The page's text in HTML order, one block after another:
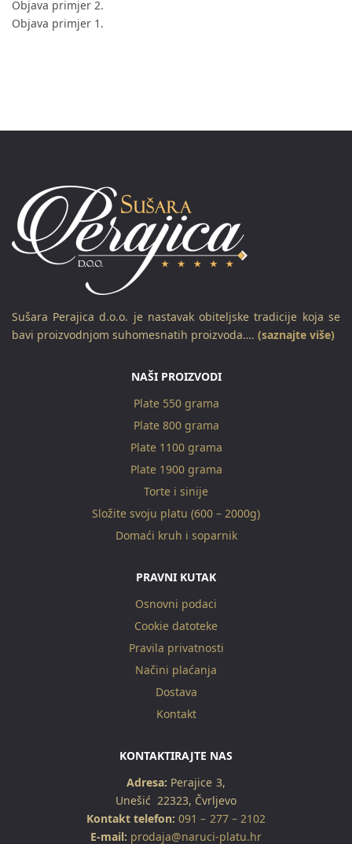
Objava primjer 2.
Objava primjer 1.
Sušara Perajica d.o.o. je nastavak obiteljske tradicije koja se
bavi proizvodnjom suhomesnatih proizvoda…. (saznajte više)
NAŠI PROIZVODI
Plate 550 grama
Plate 800 grama
Plate 1100 grama
Plate 1900 grama
Torte i sinije
Složite svoju platu (600 – 2000g)
Domaći kruh i soparnik
PRAVNI KUTAK
Osnovni podaci
Cookie datoteke
Pravila privatnosti
Načini plaćanja
Dostava
Kontakt
KONTAKTIRAJTE NAS
Adresa: Perajice 3,
Unešić 22323, Čvrljevo
Kontakt telefon: 091 – 277 – 2102
E-mail: prodaja@naruci-platu.hr